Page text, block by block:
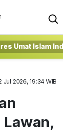
Umat Islam
Jul 2026, 19:34 WIB